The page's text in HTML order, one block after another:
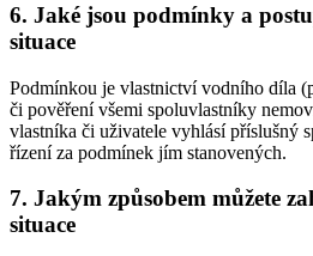
6. Jaké jsou podmínky a
situace
Podmínkou je vlastnictví vodního díla
či pověření všemi spoluvlastníky
vlastníka či uživatele vyhlásí příslušný
řízení za podmínek jím stanovených.
7. Jakým způsobem můžete
situace